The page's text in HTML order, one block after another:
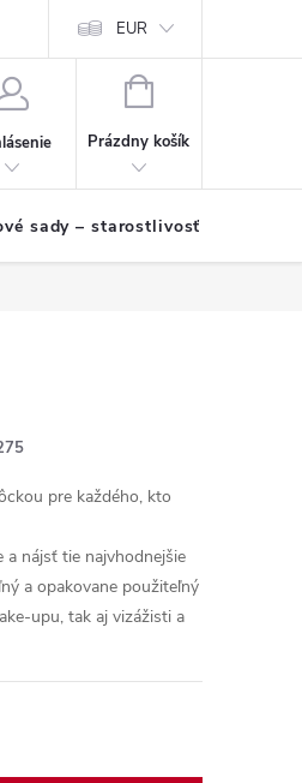
EUR
NÁKUPNÝ
Prázdny košík
sady – starostlivosť o pleť a
pre každého, kto
nájsť tie najvhodnejšie
a opakovane použiteľný
upu, tak aj vizážisti a